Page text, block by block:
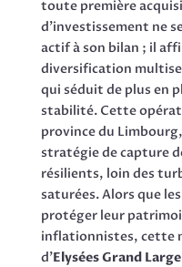
toute première
d’investissement ne
actif à son bilan ; il
diversification
qui séduit de plus en
stabilité. Cette
province du
stratégie de capture
résilients, loin des
saturées. Alors que
protéger leur
inflationnistes, cette
d’Elysées Grand Large